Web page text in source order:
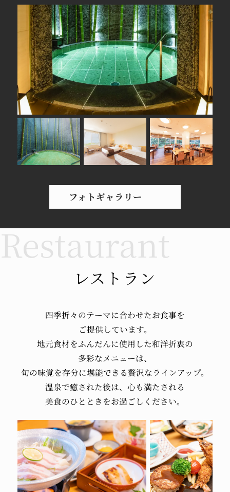
フォトギャラリー
レストラン
四季折々のテーマに合わせたお食事を
ご提供しています。
地元食材をふんだんに使用した和洋折衷の
多彩なメニューは、
旬の味覚を存分に堪能できる贅沢なラインアップ。
温泉で癒された後は、 心も満たされる
美食のひとときをお過ごしください。